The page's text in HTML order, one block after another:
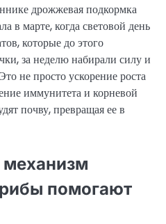
дрожжевая подкормка
в марте, когда световой день
которые до этого
за неделю набирали силу и
не просто ускорение роста
иммунитета и корневой
почву, превращая ее в
механизм
помогают